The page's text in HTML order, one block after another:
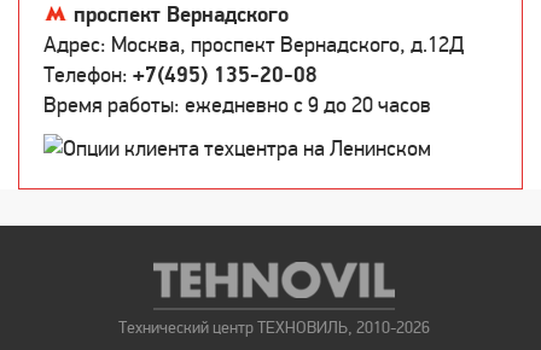
проспект Вернадского
Адрес: Москва, проспект Вернадского, д.12Д
Телефон: +7(495) 135-20-08
Время работы: ежедневно c 9 до 20 часов
Технический центр ТЕХНОВИЛЬ, 2010-2026